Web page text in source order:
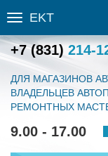
Toggle
sidebar
EKT
+7 (831) 214-
ДЛЯ МАГАЗИНОВ
ВЛАДЕЛЬЦЕВ
РЕМОНТНЫХ
9.00 - 17.00